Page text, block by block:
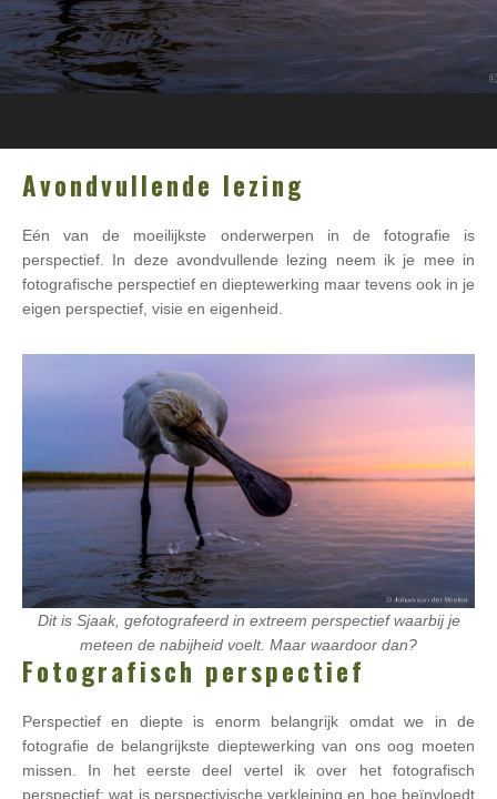
Avondvullende lezing
Eén van de moeilijkste onderwerpen in de fotografie is
perspectief. In deze avondvullende lezing neem ik je mee in
fotografische perspectief en dieptewerking maar tevens ook in je
eigen perspectief, visie en eigenheid.
Dit is Sjaak, gefotografeerd in extreem perspectief waarbij je
meteen de nabijheid voelt. Maar waardoor dan?
Fotografisch perspectief
Perspectief en diepte is enorm belangrijk omdat we in de
fotografie de belangrijkste dieptewerking van ons oog moeten
missen. In het eerste deel vertel ik over het fotografisch
perspectief: wat is perspectivische verkleining en hoe beïnvloedt